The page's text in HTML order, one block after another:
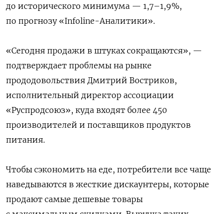
до исторического минимума — 1,7–1,9%,
по прогнозу «Infoline-Аналитики».
«Сегодня продажи в штуках сокращаются», —
подтверждает проблемы на рынке
прододовольствия Дмитрий Востриков,
исполнительный директор ассоциации
«Руспродсоюз», куда входят более 450
производителей и поставщиков продуктов
питания.
Чтобы сэкономить на еде, потребители все чаще
наведываются в жесткие дискаунтеры, которые
продают самые дешевые товары